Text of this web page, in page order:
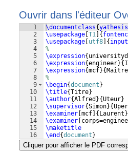
Ouvrir dans l'éditeur
1
2
3
4
5
6
7
8
9
10
11
12
13
14
15
16
\documentclass{yathesis
\usepackage T1 { fontenc
\usepackage utf8 {
%
\expression{
\expression{engineer}{
\expression{mcf}{
%
\begin{document }
\title{Titre}
\author{Alfred }{Uteur}
\supervisor{Simon}{
\examiner mcf { Laurent }
\examiner
\maketitle
\end {document }
Cliquer pour afficher le PDF